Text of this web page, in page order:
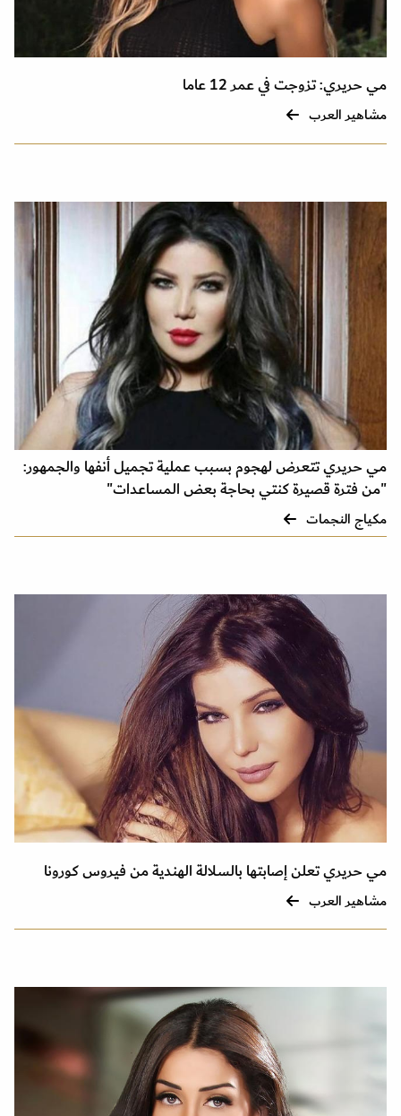
مي حريري: تزوجت في عمر 12 عاما
مشاهير العرب
مي حريري تتعرض لهجوم بسبب عملية تجميل أنفها والجمهور:
"من فترة قصيرة كنتي بحاجة بعض المساعدات"
مكياج النجمات
مي حريري تعلن إصابتها بالسلالة الهندية من فيروس كورونا
مشاهير العرب